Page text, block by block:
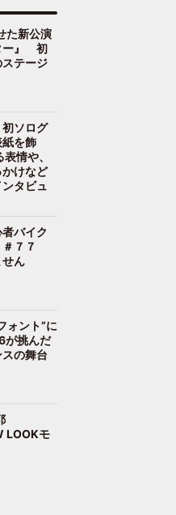
た新公演
ー』 初
テージ
ソログ
を飾
情や、
けなど
タビュ
バイク
７７
せん
ォント”に
挑んだ
の舞台
LOOKモ